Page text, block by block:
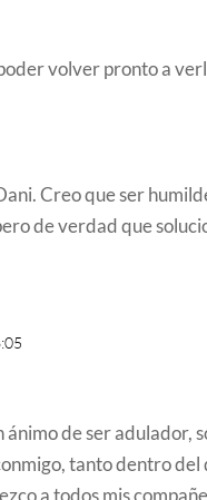
volver pronto a
Creo que ser
de verdad que
ánimo de ser adulador,
tanto dentro del
a todos mis